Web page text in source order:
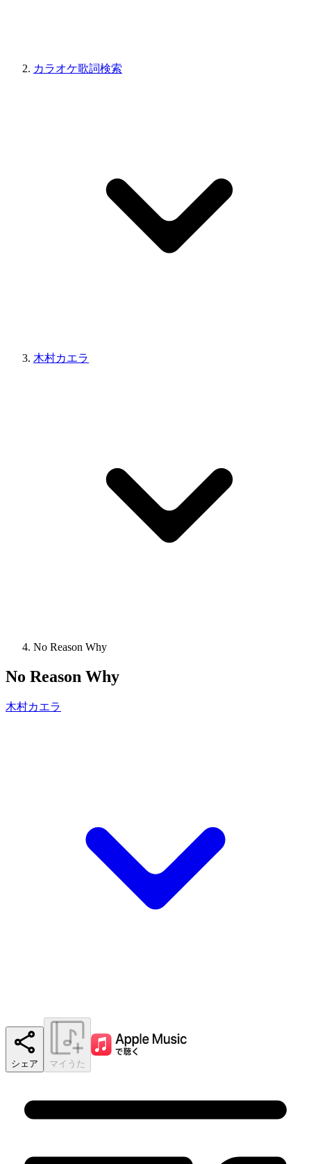
カラオケ歌詞検索
木村カエラ
No Reason Why
No Reason Why
木村カエラ
シェア マイうた